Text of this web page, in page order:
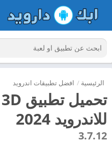
الرئيسية / افضل تطبيقات اندرويد
للاندرويد 2024
3.7.12